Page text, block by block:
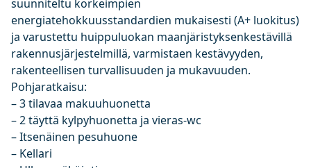
suunniteltu korkeimpien
energiatehokkuusstandardien mukaisesti (A+ luokitus)
ja varustettu huippuluokan maanjäristyksenkestävillä
rakennusjärjestelmillä, varmistaen kestävyyden,
rakenteellisen turvallisuuden ja mukavuuden.
Pohjaratkaisu:
– 3 tilavaa makuuhuonetta
– 2 täyttä kylpyhuonetta ja vieras-wc
– Itsenäinen pesuhuone
– Kellari